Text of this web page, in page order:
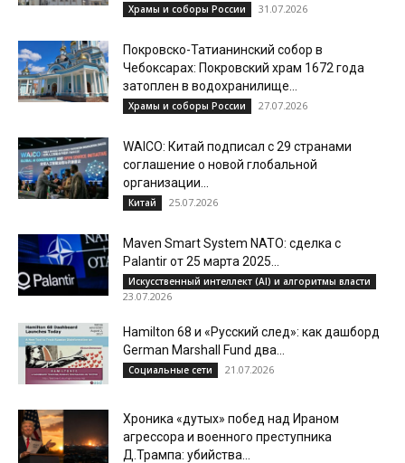
Храмы и соборы России 31.07.2026
Покровско-Татианинский собор в
Чебоксарах: Покровский храм 1672 года
затоплен в водохранилище...
Храмы и соборы России 27.07.2026
WAICO: Китай подписал с 29 странами
соглашение о новой глобальной
организации...
Китай 25.07.2026
Maven Smart System NATO: сделка с
Palantir от 25 марта 2025...
Искусственный интеллект (AI) и алгоритмы власти
23.07.2026
Hamilton 68 и «Русский след»: как дашборд
German Marshall Fund два...
Социальные сети 21.07.2026
Хроника «дутых» побед над Ираном
агрессора и военного преступника
Д.Трампа: убийства...